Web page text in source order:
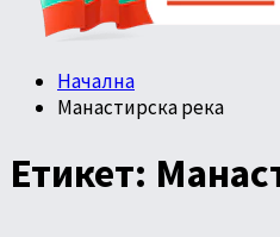
Начална
Манастирска река
Етикет: